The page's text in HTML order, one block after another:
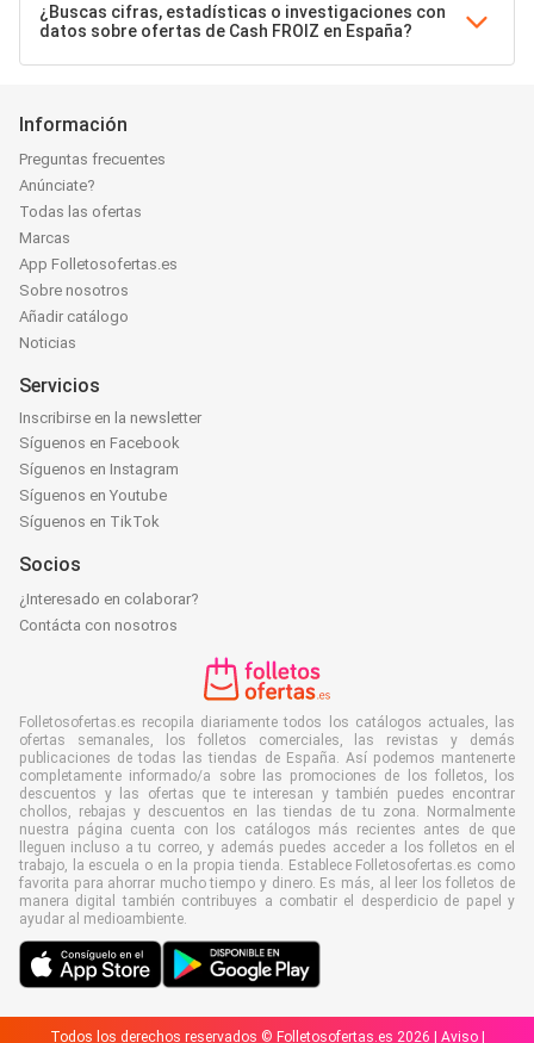
¿Buscas cifras, estadísticas o investigaciones con
datos sobre ofertas de Cash FROIZ en España?
Información
Preguntas frecuentes
Anúnciate?
Todas las ofertas
Marcas
App Folletosofertas.es
Sobre nosotros
Añadir catálogo
Noticias
Servicios
Inscribirse en la newsletter
Síguenos en Facebook
Síguenos en Instagram
Síguenos en Youtube
Síguenos en TikTok
Socios
¿Interesado en colaborar?
Contácta con nosotros
Folletosofertas.es recopila diariamente todos los catálogos actuales, las
ofertas semanales, los folletos comerciales, las revistas y demás
publicaciones de todas las tiendas de España. Así podemos mantenerte
completamente informado/a sobre las promociones de los folletos, los
descuentos y las ofertas que te interesan y también puedes encontrar
chollos, rebajas y descuentos en las tiendas de tu zona. Normalmente
nuestra página cuenta con los catálogos más recientes antes de que
lleguen incluso a tu correo, y además puedes acceder a los folletos en el
trabajo, la escuela o en la propia tienda. Establece Folletosofertas.es como
favorita para ahorrar mucho tiempo y dinero. Es más, al leer los folletos de
manera digital también contribuyes a combatir el desperdicio de papel y
ayudar al medioambiente.
Todos los derechos reservados © Folletosofertas.es 2026 | Aviso|